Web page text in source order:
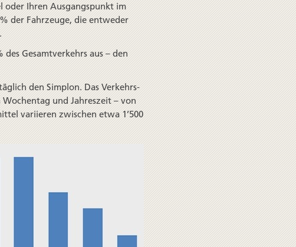
oder Ihren Ausgangs­punkt im
der Fahrzeuge, die entweder
Gesamtverkehrs aus – den
den Simplon. Das Verkehrs­
und Jahres­zeit – von
variieren zwischen etwa 1’500